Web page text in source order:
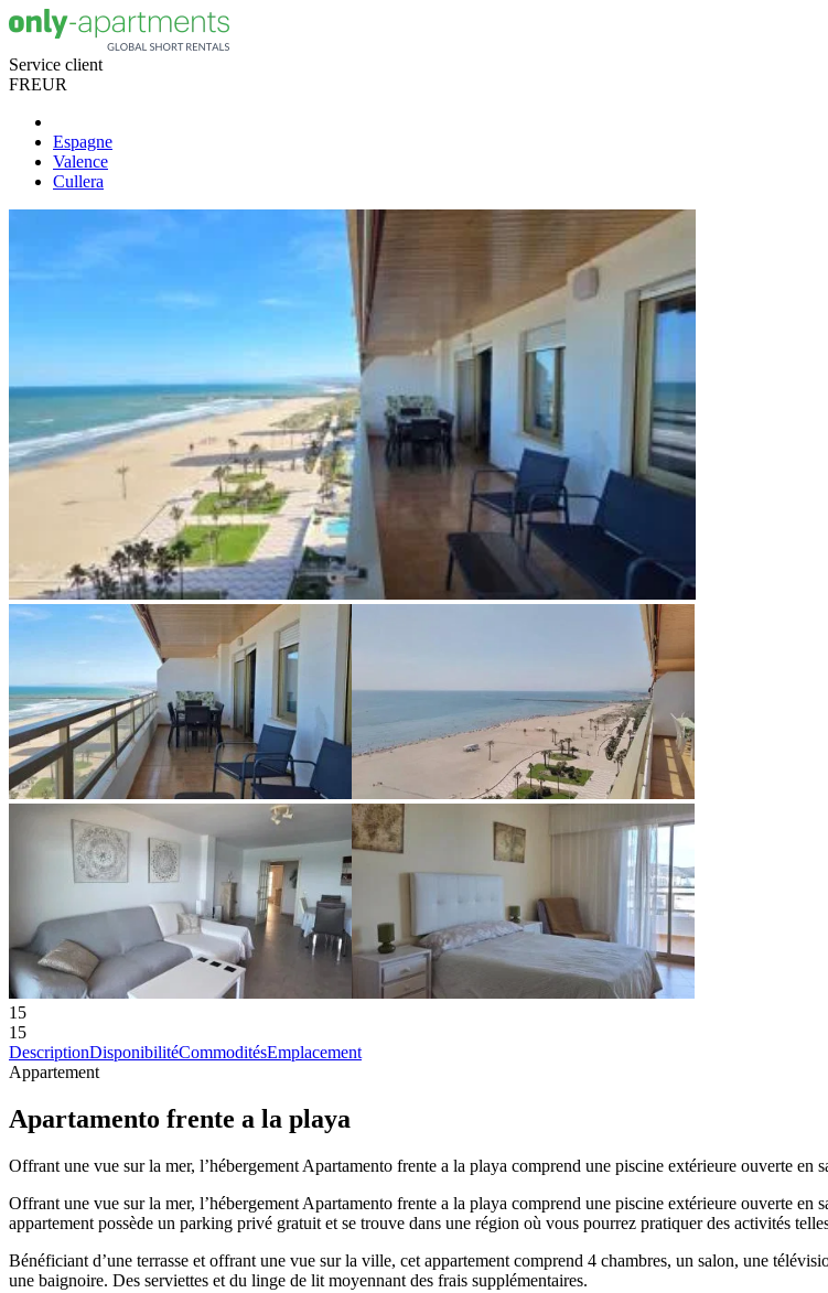
Service client
FREUR
Espagne
Valence
Cullera
15
15
DescriptionDisponibilitéCommoditésEmplacement
Appartement
Apartamento frente a la playa
Offrant une vue sur la mer, l’hébergement Apartamento frente a la playa comprend une piscine extérieure ouverte
Offrant une vue sur la mer, l’hébergement Apartamento frente a la playa comprend une piscine extérieure ouverte
appartement possède un parking privé gratuit et se trouve dans une région où vous pourrez pratiquer des activités
Bénéficiant d’une terrasse et offrant une vue sur la ville, cet appartement comprend 4 chambres, un salon, une
une baignoire. Des serviettes et du linge de lit moyennant des frais supplémentaires.